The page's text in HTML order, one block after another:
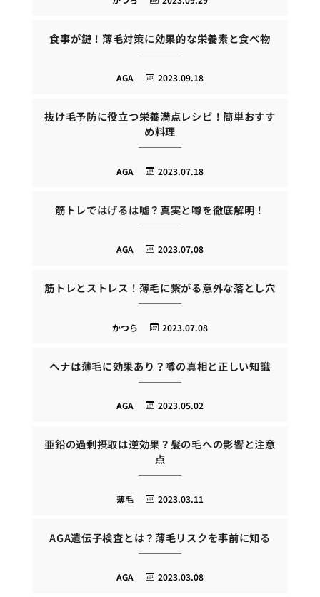
食事が鍵！薄毛対策に効果的な栄養素と食べ物
2023.09.18
AGA
抜け毛予防に役立つ栄養満点レシピ！簡単おすす
め料理
2023.07.18
AGA
筋トレではげるは嘘？真実と噂を徹底解明！
2023.07.08
AGA
筋トレとストレス！薄毛に繋がる意外な落とし穴
2023.07.08
かつら
ヘナは薄毛に効果あり？噂の真相と正しい知識
2023.05.02
AGA
亜鉛の過剰摂取は逆効果？髪の毛への影響と注意
点
2023.03.11
薄毛
AGA遺伝子検査とは？薄毛リスクを事前に知る
2023.03.08
AGA